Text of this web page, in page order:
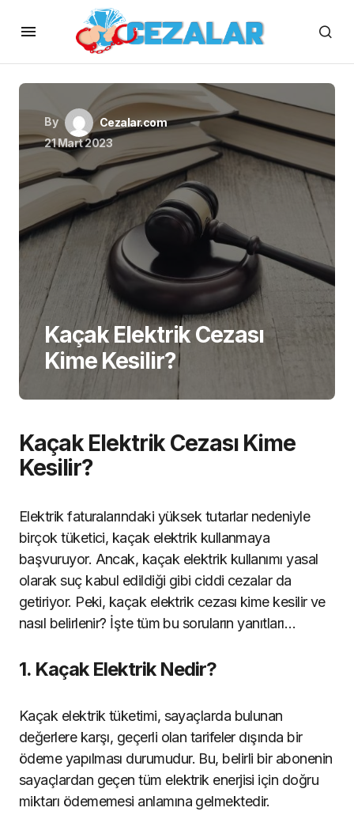
By
Cezalar.com
21 Mart 2023
Kaçak Elektrik Cezası
Kime Kesilir?
Kaçak Elektrik Cezası Kime
Kesilir?
Elektrik faturalarındaki yüksek tutarlar nedeniyle
birçok tüketici, kaçak elektrik kullanmaya
başvuruyor. Ancak, kaçak elektrik kullanımı yasal
olarak suç kabul edildiği gibi ciddi cezalar da
getiriyor. Peki, kaçak elektrik cezası kime kesilir ve
nasıl belirlenir? İşte tüm bu soruların yanıtları…
1. Kaçak Elektrik Nedir?
Kaçak elektrik tüketimi, sayaçlarda bulunan
değerlere karşı, geçerli olan tarifeler dışında bir
ödeme yapılması durumudur. Bu, belirli bir abonenin
sayaçlardan geçen tüm elektrik enerjisi için doğru
miktarı ödememesi anlamına gelmektedir.